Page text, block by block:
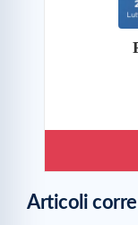
Articoli